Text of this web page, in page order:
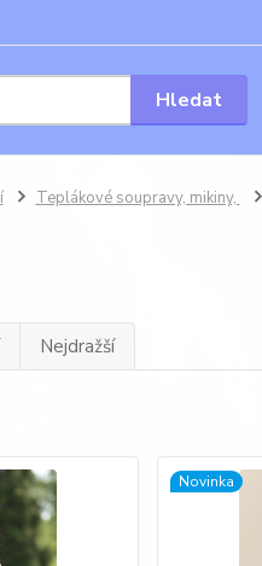
Hledat
Teplákové soupravy, mikiny,
Nejdražší
Novinka